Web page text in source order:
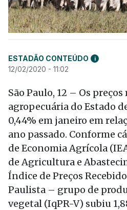
ESTADÃO CONTEÚDO i
12/02/2020 - 11:02
São Paulo, 12 – Os
agropecuária do Estado
0,44% em janeiro em
ano passado. Conforme
de Economia Agrícola
de Agricultura e
Índice de Preços
Paulista – grupo de
vegetal (IqPR-V) subiu